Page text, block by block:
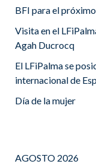
BFI para el
Visita en el
Agah Ducrocq
El LFiPalma se
internacional de
Día de la mujer
AGOSTO 2026